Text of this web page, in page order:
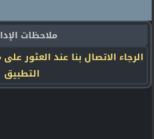
ملاحظات
الرجاء الاتصال بنا عند العثور
التطبيق